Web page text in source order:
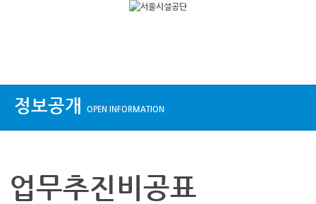
정보공개 OPEN INFORMATION
업무추진비공표